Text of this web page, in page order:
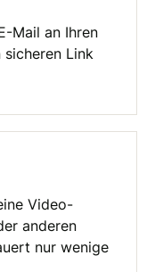
Mail an Ihren
Link
Video-
anderen
nur wenige